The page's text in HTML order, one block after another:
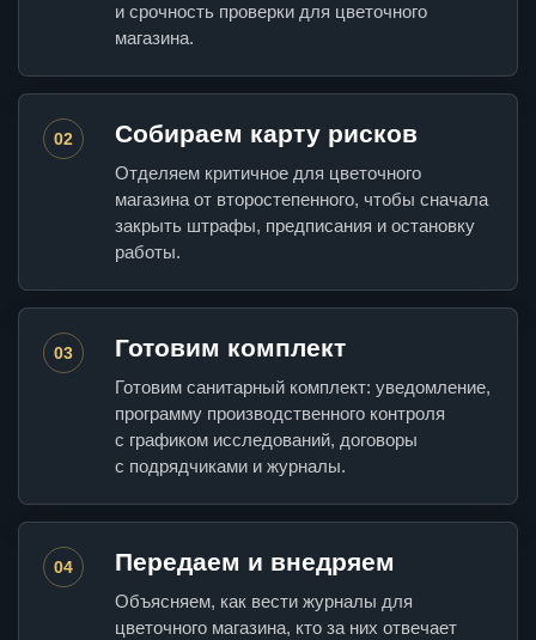
и срочность проверки для цветочного
магазина.
02 Собираем карту рисков
Отделяем критичное для цветочного
магазина от второстепенного, чтобы сначала
закрыть штрафы, предписания и остановку
работы.
03 Готовим комплект
Готовим санитарный комплект: уведомление,
программу производственного контроля
с графиком исследований, договоры
с подрядчиками и журналы.
04 Передаем и внедряем
Объясняем, как вести журналы для
цветочного магазина, кто за них отвечает